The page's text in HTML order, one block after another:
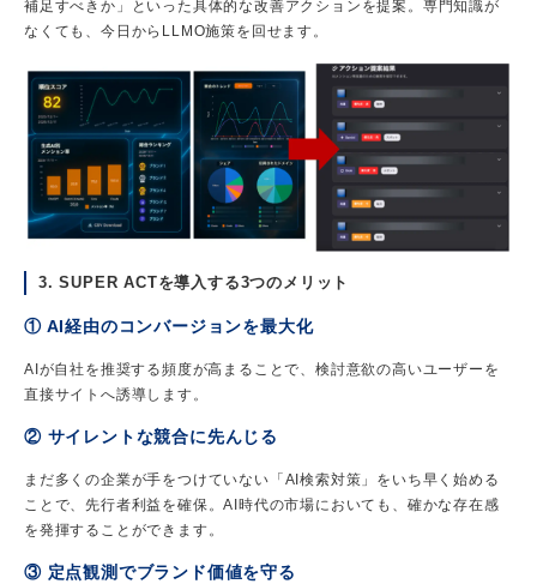
補足すべきか」といった具体的な改善アクションを提案。専門知識が
なくても、今日からLLMO施策を回せます。
3. SUPER ACTを導入する3つのメリット
① AI経由のコンバージョンを最大化
AIが自社を推奨する頻度が高まることで、検討意欲の高いユーザーを
直接サイトへ誘導します。
② サイレントな競合に先んじる
まだ多くの企業が手をつけていない「AI検索対策」をいち早く始める
ことで、先行者利益を確保。AI時代の市場においても、確かな存在感
を発揮することができます。
③ 定点観測でブランド価値を守る